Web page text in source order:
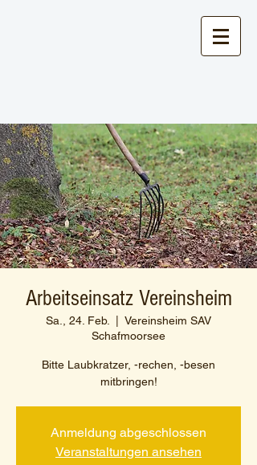
Arbeitseinsatz Vereinsheim
Sa., 24. Feb.
Vereinsheim SAV
Schafmoorsee
Bitte Laubkratzer, -rechen, -besen
mitbringen!
Anmeldung abgeschlossen
Veranstaltungen ansehen